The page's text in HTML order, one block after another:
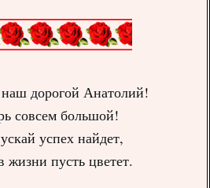
дорогой Анатолий!
совсем большой!
успех найдет,
жизни пусть цветет.